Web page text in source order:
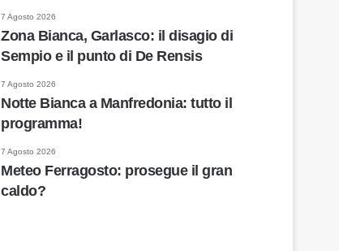
7 Agosto 2026
Zona Bianca, Garlasco: il disagio di
Sempio e il punto di De Rensis
7 Agosto 2026
Notte Bianca a Manfredonia: tutto il
programma!
7 Agosto 2026
Meteo Ferragosto: prosegue il gran
caldo?